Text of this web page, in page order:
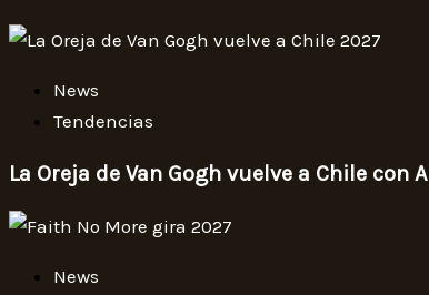
News
Tendencias
La Oreja de Van Gogh vuelve a Chile con
News